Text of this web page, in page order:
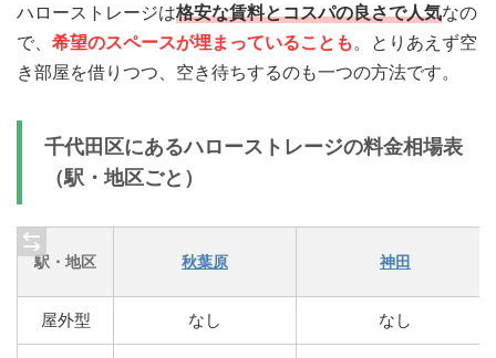
ハローストレージは格安な賃料とコスパの良さで人気なの
で、 希望のスペースが埋まっていることも。とりあえず空
き部屋を借りつつ、空き待ちするのも一つの方法です。
千代田区にあるハローストレージの料金相場表
（駅・地区ごと）
駅・地区 秋葉原 神田
屋外型 なし なし